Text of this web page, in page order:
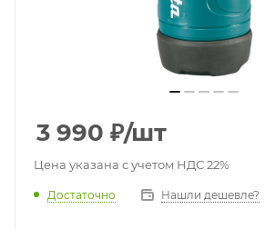
3 990 ₽/шт
Цена указана с учетом НДС 22%
Достаточно Нашли дешевле?